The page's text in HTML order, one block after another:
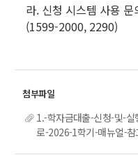
라. 신청 시스템 사용
(1599-2000, 2290)
1.-학자금대출-신청-및-
로-2026-1학기-매뉴얼-